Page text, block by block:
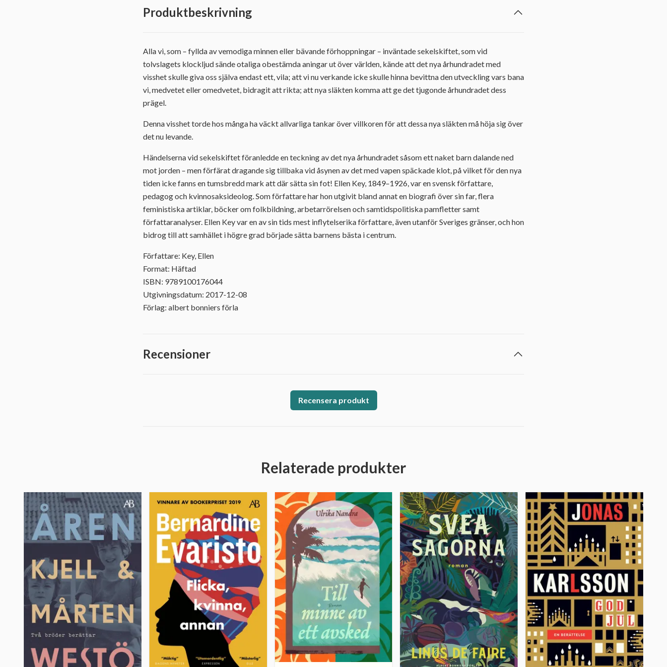
Produktbeskrivning
Alla vi, som – fyllda av vemodiga minnen eller bävande förhoppningar – inväntade sekelskiftet, som vid
tolvslagets klockljud sände otaliga obestämda aningar ut över världen, kände att det nya århundradet med
visshet skulle giva oss själva endast ett, vila; att vi nu verkande icke skulle hinna bevittna den utveckling vars bana
vi, medvetet eller omedvetet, bidragit att rikta; att nya släkten komma att ge det tjugonde århundradet dess
prägel.
Denna visshet torde hos många ha väckt allvarliga tankar över villkoren för att dessa nya släkten må höja sig över
det nu levande.
Händelserna vid sekelskiftet föranledde en teckning av det nya århundradet såsom ett naket barn dalande ned
mot jorden – men förfärat dragande sig tillbaka vid åsynen av det med vapen späckade klot, på vilket för den nya
tiden icke fanns en tumsbredd mark att där sätta sin fot! Ellen Key, 1849–1926, var en svensk författare,
pedagog och kvinnosaksideolog. Som författare har hon utgivit bland annat en biografi över sin far, flera
feministiska artiklar, böcker om folkbildning, arbetarrörelsen och samtidspolitiska pamfletter samt
författaranalyser. Ellen Key var en av sin tids mest inflytelserika författare, även utanför Sveriges gränser, och hon
bidrog till att samhället i högre grad började sätta barnens bästa i centrum.
Författare: Key, Ellen
Format: Häftad
ISBN: 9789100176044
Utgivningsdatum: 2017-12-08
Förlag: albert bonniers förla
Recensioner
Recensera produkt
Relaterade produkter